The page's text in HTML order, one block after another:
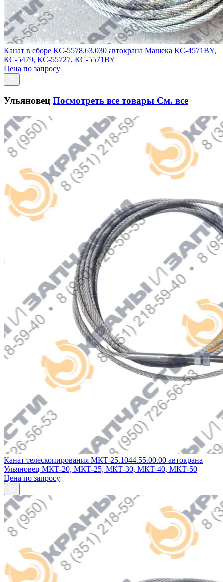
Канат в сборе КС-5578.63.030 автокрана Машека КС-4571BY,
КС-5479, КС-55727, КС-5571BY
Цена по запросу
Ульяновец Посмотреть все товары См. все
Канат телескопирования МКТ-25.1044.55.00.00 автокрана
Ульяновец МКТ-20, МКТ-25, МКТ-30, МКТ-40, МКТ-50
Цена по запросу